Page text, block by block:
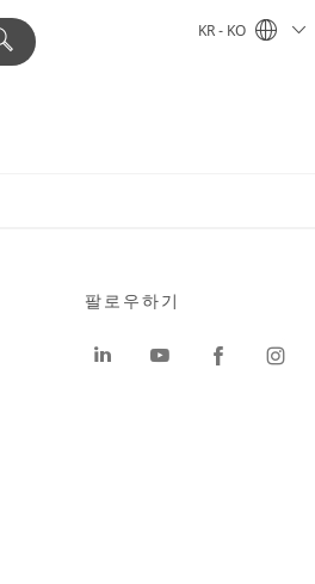
KR - KO
팔로우하기